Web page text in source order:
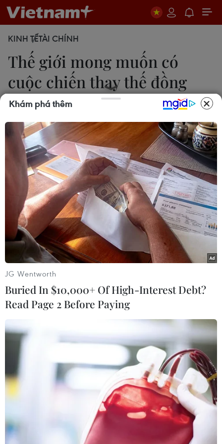
KINH TẾTÀI CHÍNH
Thế giới mong muốn có
cuộc chiến thay thế đồng
USD
Khánh Ly
19/05/2024 02:09
Có nhiều lý do để thế giới mong muốn có các lựa
chọn thay thế đồng USD; đó là dự đoán khó định
trong chính sách kinh tế dài hạn của Mỹ, kéo theo
đó là giá trị của đồng USD...
Đồng USD. (Ảnh: AFP/TTXVN)
Có nhiều lý do để thế giới mong muốn có các
lựa chọn thay thế đồng USD.
Đó là dự đoán khó định trong chính sách kinh tế
Khám phá thêm
JG Wentworth
Buried In $10,000+ Of High-Interest Debt?
Read Page 2 Before Paying